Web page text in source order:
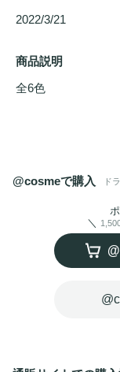
2022/3/21
商品説明
全6色
ち）データ取得済
グロッシー：つや
：カサつか
タイプのリッ
@cosmeで購入 ド